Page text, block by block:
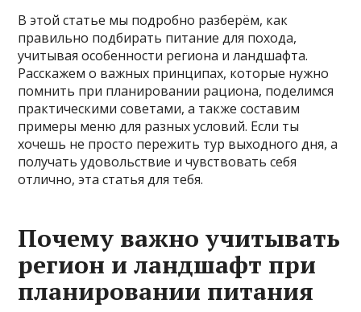
В этой статье мы подробно разберём, как
правильно подбирать питание для похода,
учитывая особенности региона и ландшафта.
Расскажем о важных принципах, которые нужно
помнить при планировании рациона, поделимся
практическими советами, а также составим
примеры меню для разных условий. Если ты
хочешь не просто пережить тур выходного дня, а
получать удовольствие и чувствовать себя
отлично, эта статья для тебя.
Почему важно учитывать
регион и ландшафт при
планировании питания